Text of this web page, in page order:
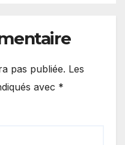
pas publiée. Les
avec *